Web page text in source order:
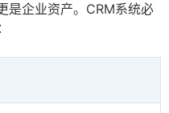
是企业资产。CRM系统必